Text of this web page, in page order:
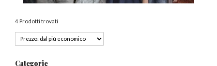
4 Prodotti trovati
Categorie